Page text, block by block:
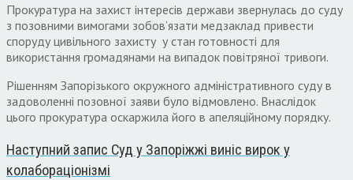
Прокуратура на захист інтересів держави звернулась до суду
з позовними вимогами зобов’язати медзаклад привести
споруду цивільного захисту у стан готовності для
використання громадянами на випадок повітряної тривоги.
Рішенням Запорізького окружного адміністративного суду в
задоволенні позовної заяви було відмовлено. Внаслідок
цього прокуратура оскаржила його в апеляційному порядку.
Наступний запис Суд у Запоріжжі виніс вирок у
колабораціонізмі